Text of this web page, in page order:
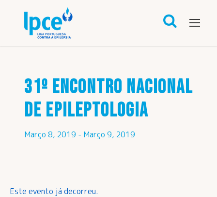
31º ENCONTRO NACIONAL
DE EPILEPTOLOGIA
Março 8, 2019 - Março 9, 2019
Este evento já decorreu.